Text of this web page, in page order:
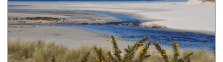
et
interdictions